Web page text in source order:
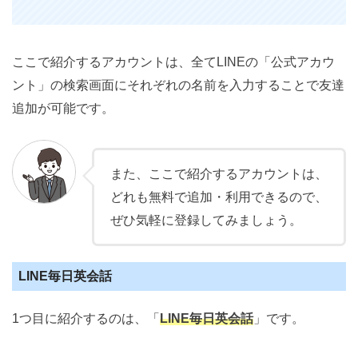
ここで紹介するアカウントは、全てLINEの「公式アカウ
ント」の検索画面にそれぞれの名前を入力することで友達
追加が可能です。
また、ここで紹介するアカウントは、
どれも無料で追加・利用できるので、
ぜひ気軽に登録してみましょう。
LINE毎日英会話
1つ目に紹介するのは、「 LINE毎日英会話」です。